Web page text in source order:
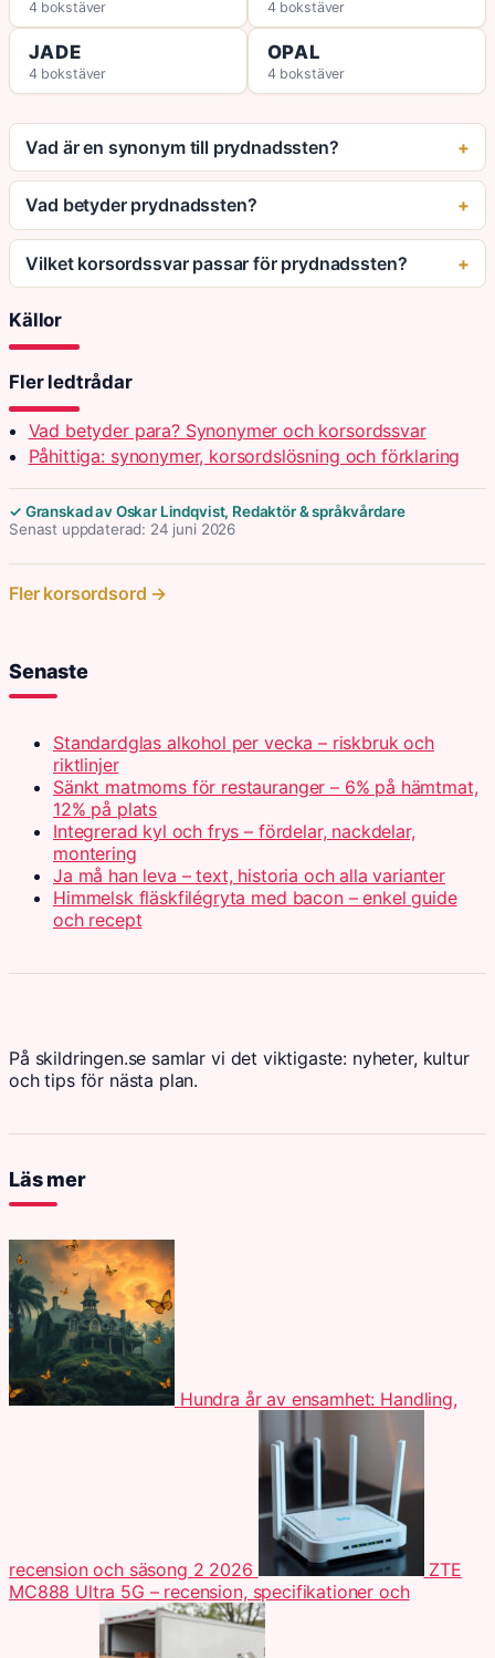
4 bokstäver 4 bokstäver
JADE
4 bokstäver
OPAL
4 bokstäver
Vad är en synonym till prydnadssten?
Vad betyder prydnadssten?
Vilket korsordssvar passar för prydnadssten?
Källor
Fler ledtrådar
Vad betyder para? Synonymer och korsordssvar
Påhittiga: synonymer, korsordslösning och förklaring
✓ Granskad av Oskar Lindqvist, Redaktör & språkvårdare
Senast uppdaterad: 24 juni 2026
Fler korsordsord →
Senaste
Standardglas alkohol per vecka – riskbruk och
riktlinjer
Sänkt matmoms för restauranger – 6% på hämtmat,
12% på plats
Integrerad kyl och frys – fördelar, nackdelar,
montering
Ja må han leva – text, historia och alla varianter
Himmelsk fläskfilégryta med bacon – enkel guide
och recept
På skildringen.se samlar vi det viktigaste: nyheter, kultur
och tips för nästa plan.
Läs mer
Hundra år av ensamhet: Handling,
recension och säsong 2 2026
ZTE
MC888 Ultra 5G – recension, specifikationer och